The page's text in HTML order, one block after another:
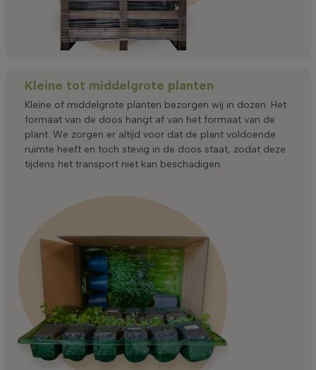
Kleine tot middelgrote planten
Kleine of middelgrote planten bezorgen wij in dozen. Het
formaat van de doos hangt af van het formaat van de
plant. We zorgen er altijd voor dat de plant voldoende
ruimte heeft en toch stevig in de doos staat, zodat deze
tijdens het transport niet kan beschadigen.